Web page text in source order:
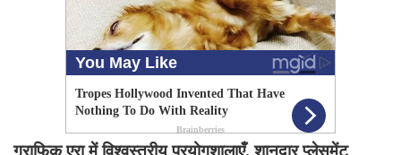
ग्राफिक एरा में विश्वस्तरीय प्रयोगशालाएँ, शानदार प्लेसमेंट